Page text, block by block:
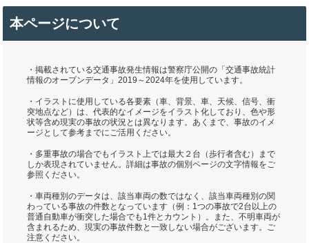
本ページについて
・掲載されている交通事故発生情報は警察庁公開の「交通事故統計
情報のオープンデータ」2019～2024年を使用しています。
・イラストに使用している各要素（車、背景、車、天候、信号、衝
突地点など）は、代表的なイメージをイラスト化しており、色や形
状等含め現実の事故の状況とは異なります。あくまで、事故のイメ
ージとして参考までにご活用ください。
・多重事故の場合でもイラスト上では最大２台（歩行者含む）まで
しか表現されていません。詳細は事故の個別ページの文字情報をご
参照ください。
・車両種別のデータは、該当車両の数ではなく、該当車両種別の関
わっている事故の件数となっています（例：1つの事故で2台以上の
普通自動車が衝突した場合でも1件とカウント）。また、不明車両が
含まれるため、現実の事故件数と一致しない場合がございます。ご
注意ください。